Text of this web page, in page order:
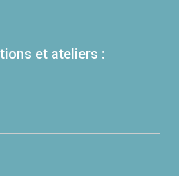
et ateliers :